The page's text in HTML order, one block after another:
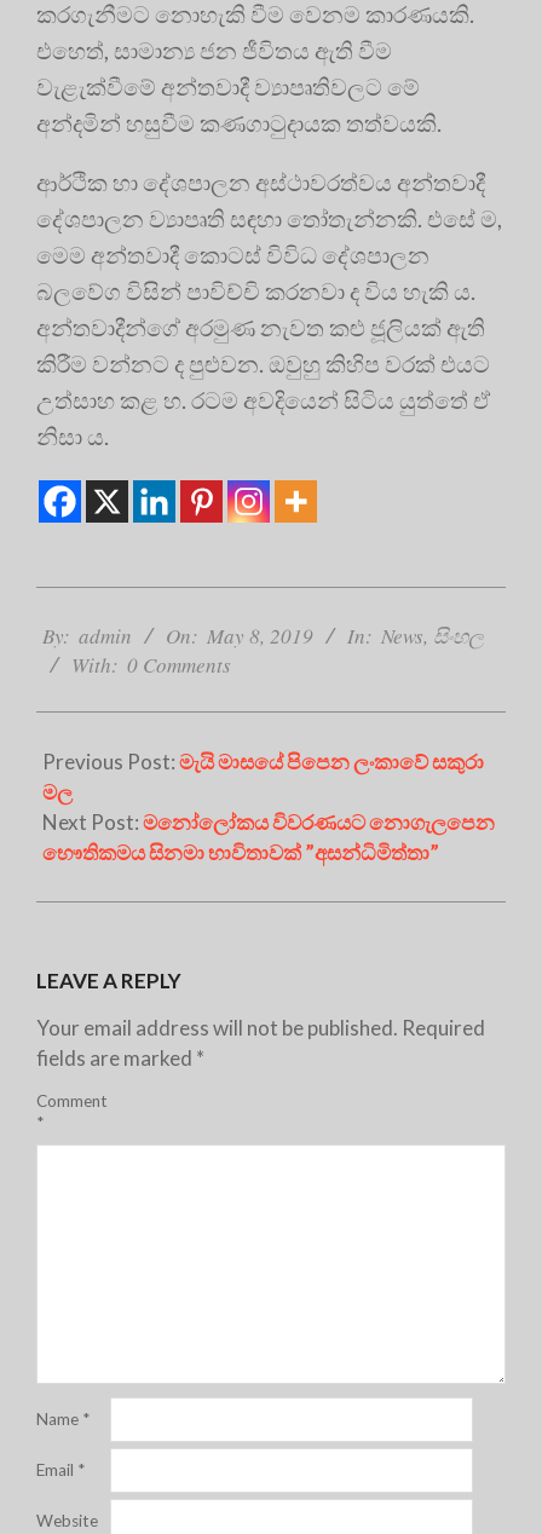
කරගැනීමට නොහැකි වීම වෙනම කාරණයකි.
එහෙත්, සාමාන්‍ය ජන ජීවිතය ඇති වීම
වැළැක්වීමේ අන්තවාදී ව්‍යාපෘතිවලට මේ
අන්දමින් හසුවීම කණගාටුදායක තත්වයකි.
ආර්ථික හා දේශපාලන අස්ථාවරත්වය අන්තවාදී
දේශපාලන ව්‍යාපෘති සඳහා තෝතැන්නකි. එසේ ම,
මෙම අන්තවාදී කොටස් විවිධ දේශපාලන
බලවේග විසින් පාවිච්චි කරනවා ද විය හැකි ය.
අන්තවාදීන්ගේ අරමුණ නැවත කළු ජූලියක් ඇති
කිරීම වන්නට ද පුළුවන. ඔවුහු කිහිප වරක් එයට
උත්සාහ කළ හ. රටම අවදියෙන් සිටිය යුත්තේ ඒ
නිසා ය.
05-
08
By: admin On: May 8, 2019 In: News, සිංහල
With: 0 Comments
Previous Post:මැයි මාසයේ පිපෙන ලංකාවේ සකුරා
මල
Next Post:මනෝලෝකය විවරණයට නොගැලපෙන
භෞතිකමය සිනමා භාවිතාවක් ”අසන්ධිමිත්තා”
LEAVE A REPLY
Your email address will not be published. Required
fields are marked *
Comment
*
Name *
Email *
Website